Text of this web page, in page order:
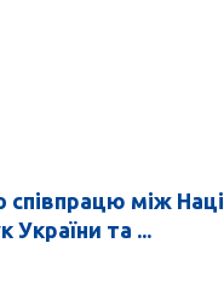
між
України та ...